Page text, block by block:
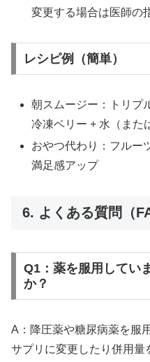
変更する場合は医師の
レシピ例（簡単）
朝スムージー：トリプ
冷凍ベリー + 水（また
おやつ代わり：フルー
満足感アップ
6. よくある質問（
Q1：薬を服用してい
か？
A：降圧薬や糖尿病薬を服
サプリに変更したり併用量